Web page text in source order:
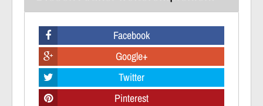
Facebook
Google+
Twitter
Pinterest